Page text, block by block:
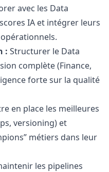
avec les Data
IA et intégrer leurs
: Structurer le Data
complète (Finance,
forte sur la qualité
en place les meilleures
versioning) et
métiers dans leur
les pipelines